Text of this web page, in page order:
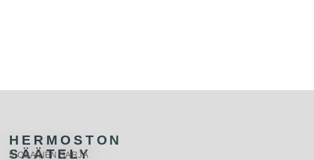
HERMOSTON
SÄÄTELY
5-OSAINEN SARJA